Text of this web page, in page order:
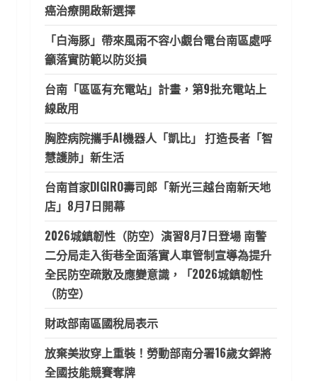
癌治療開啟新選擇
「白海豚」帶來風雨不容小覷台電台南區處呼
籲落實防範以防災損
台南「區區有充電站」計畫，第9批充電站上
線啟用
胸腔病院攜手AI機器人「凱比」 打造長者「智
慧護肺」新生活
台南首家DIGIRO壽司郎「新光三越台南新天地
店」8月7日開幕
2026城鎮韌性（防空）演習8月7日登場 南警
二分局走入街巷全面落實人車管制宣導為提升
全民防空疏散及應變意識，「2026城鎮韌性
（防空）
財政部南區國稅局表示
放棄美妝穿上重裝！勞動部南分署16歲女銲將
全國技能競賽奪牌